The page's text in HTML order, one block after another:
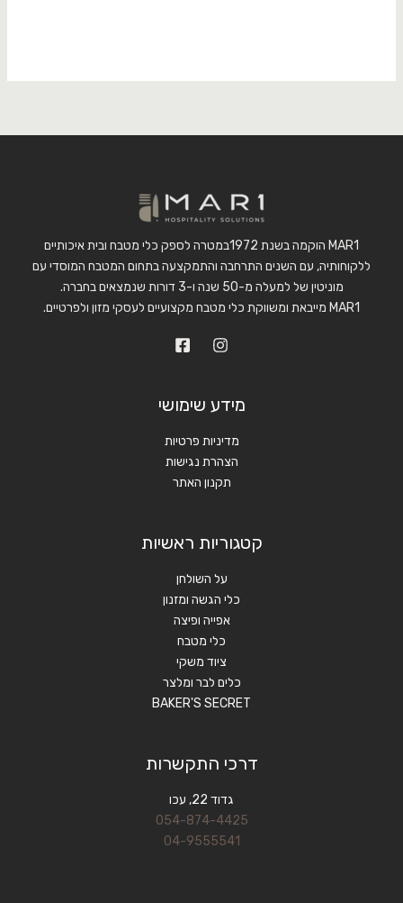
MAR1 הוקמה בשנת 1972במטרה לספק כלי מטבח ובית איכותיים
ללקוחותיה, עם השנים התרחבה והתמקצעה בתחום המטבח המוסדי עם
מוניטין של למעלה מ-50 שנה ו-3 דורות שנמצאים בחברה.
MAR1 מייבאת ומשווקת כלי מטבח מקצועיים לעסקי מזון ולפרטיים.
מידע שימושי
מדיניות פרטיות
הצהרת נגישות
תקנון האתר
קטגוריות ראשיות
על השולחן
כלי הגשה ומזנון
אפייה ופיצה
כלי מטבח
ציוד משקי
כלים לבר ומלצר
BAKER'S SECRET
דרכי התקשרות
גדוד 22, עכו
054-874-4425
04-9555541